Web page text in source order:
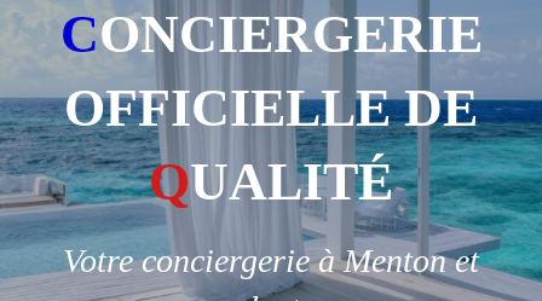
CONCIERGERIE
OFFICIELLE DE
QUALITÉ
Votre conciergerie à Menton et